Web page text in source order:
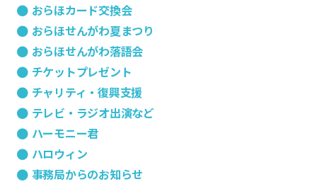
おらほカード交換会
おらほせんがわ夏まつり
おらほせんがわ落語会
チケットプレゼント
チャリティ・復興支援
テレビ・ラジオ出演など
ハーモニー君
ハロウィン
事務局からのお知らせ